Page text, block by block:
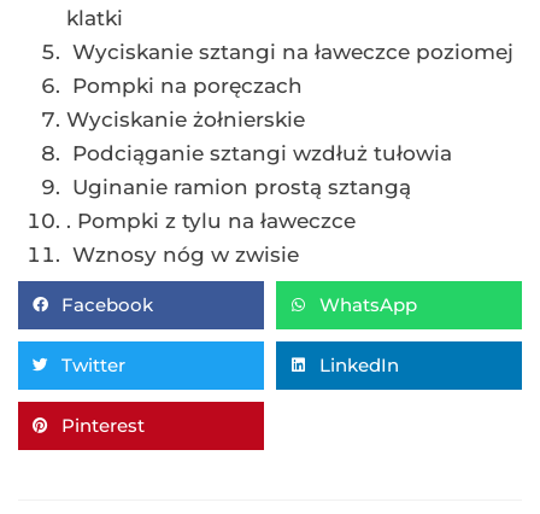
klatki
Wyciskanie sztangi na ławeczce poziomej
Pompki na poręczach
Wyciskanie żołnierskie
Podciąganie sztangi wzdłuż tułowia
Uginanie ramion prostą sztangą
. Pompki z tylu na ławeczce
Wznosy nóg w zwisie
Facebook WhatsApp
Twitter LinkedIn
Pinterest